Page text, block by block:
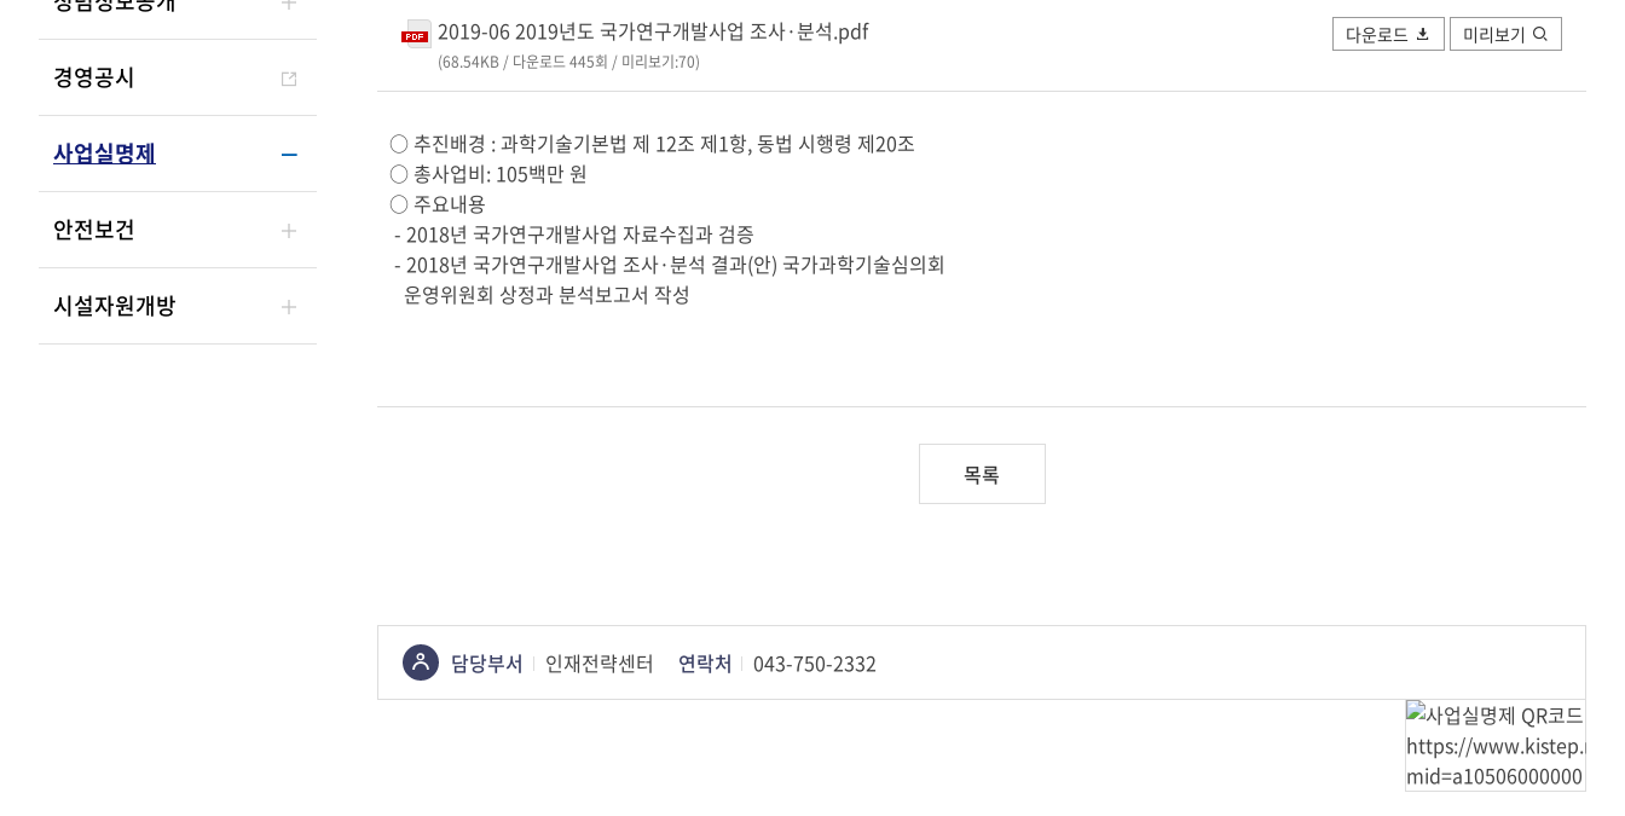
경영공시
사업실명제
안전보건
시설자원개방
2019-06 2019년도 국가연구개발사업 조사·분석.pdf
(68.54KB / 다운로드 445회 / 미리보기:70)
다운로드 미리보기
○ 추진배경 : 과학기술기본법 제 12조 제1항, 동법 시행령 제20조
○ 총사업비: 105백만 원
○ 주요내용
- 2018년 국가연구개발사업 자료수집과 검증
- 2018년 국가연구개발사업 조사·분석 결과(안) 국가과학기술심의회
운영위원회 상정과 분석보고서 작성
목록
콘텐츠
정보책임자
담당부서 인재전략센터 연락처 043-750-2332